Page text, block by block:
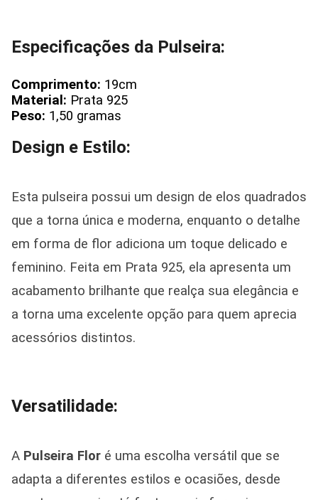
Especificações da Pulseira:
Comprimento: 19cm
Material: Prata 925
Peso: 1,50 gramas
Design e Estilo:
Esta pulseira possui um design de elos quadrados
que a torna única e moderna, enquanto o detalhe
em forma de flor adiciona um toque delicado e
feminino. Feita em Prata 925, ela apresenta um
acabamento brilhante que realça sua elegância e
a torna uma excelente opção para quem aprecia
acessórios distintos.
Versatilidade:
A Pulseira Flor é uma escolha versátil que se
adapta a diferentes estilos e ocasiões, desde